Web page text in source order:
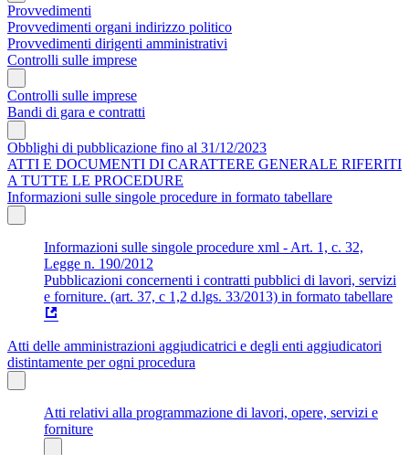
Provvedimenti
Provvedimenti organi indirizzo politico
Provvedimenti dirigenti amministrativi
Controlli sulle imprese
Controlli sulle imprese
Bandi di gara e contratti
Obblighi di pubblicazione fino al 31/12/2023
ATTI E DOCUMENTI DI CARATTERE GENERALE RIFERITI
A TUTTE LE PROCEDURE
Informazioni sulle singole procedure in formato tabellare
Informazioni sulle singole procedure xml - Art. 1, c. 32,
Legge n. 190/2012
Pubblicazioni concernenti i contratti pubblici di lavori, servizi
e forniture. (art. 37, c 1,2 d.lgs. 33/2013) in formato tabellare
Atti delle amministrazioni aggiudicatrici e degli enti aggiudicatori
distintamente per ogni procedura
Atti relativi alla programmazione di lavori, opere, servizi e
forniture